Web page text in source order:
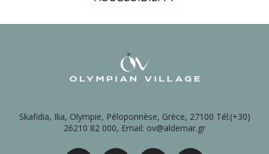
Skafidia, Ilia, Olympie, Péloponnèse, Grèce, 27100 Tél:(+30)
26210 82 000, Email: ov@aldemar.gr